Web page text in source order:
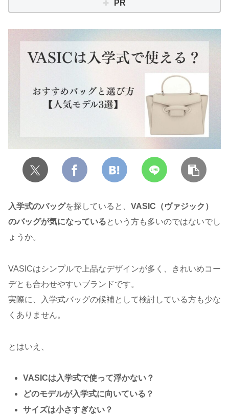
PR
入学式のバッグを探していると、 VASIC（ヴァジック）
のバッグが気になっている という方も多いのではないでし
ょうか。
VASICはシンプルで上品なデザインが多く、きれいめコー
デとも合わせやすいブランドです。
実際に、入学式バッグの候補として検討している方も少な
くありません。
とはいえ、
VASICは入学式で使って浮かない？
どのモデルが入学式に向いている？
サイズは小さすぎない？